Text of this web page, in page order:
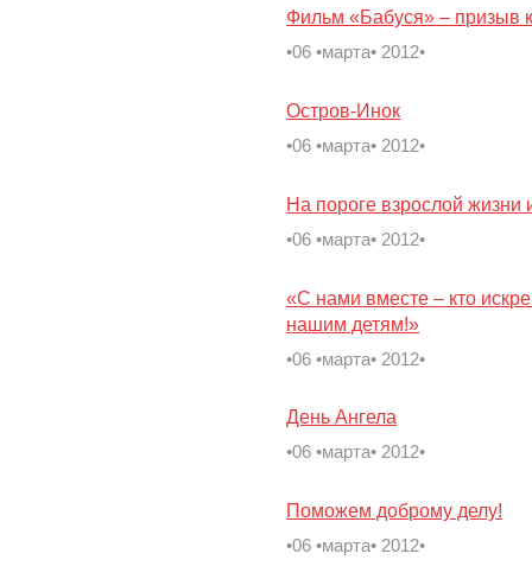
Фильм «Бабуся» – призыв
•06 •марта• 2012•
Остров-Инок
•06 •марта• 2012•
На пороге взрослой жизни
•06 •марта• 2012•
«С нами вместе – кто
нашим детям!»
•06 •марта• 2012•
День Ангела
•06 •марта• 2012•
Поможем доброму делу!
•06 •марта• 2012•